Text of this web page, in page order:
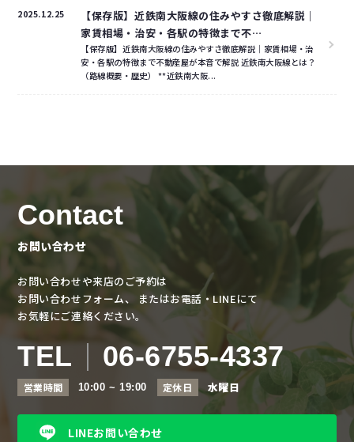
2025.12.25
【保存版】近鉄南大阪線の住みやすさ徹底解説｜
家賃相場・治安・各駅の特徴まで不…
【保存版】近鉄南大阪線の住みやすさ徹底解説｜家賃相場・治
安・各駅の特徴まで不動産屋が本音で解説 近鉄南大阪線とは？
（路線概要・歴史） **近鉄南大阪...
Contact
お問い合わせ
お問い合わせや来店のご予約は
お問い合わせフォーム、
またはお電話・LINEにて
お気軽にご連絡ください。
TEL 06-6755-4337
営業時間 10:00 ~ 19:00 定休日 水曜日
LINEお問い合わせ